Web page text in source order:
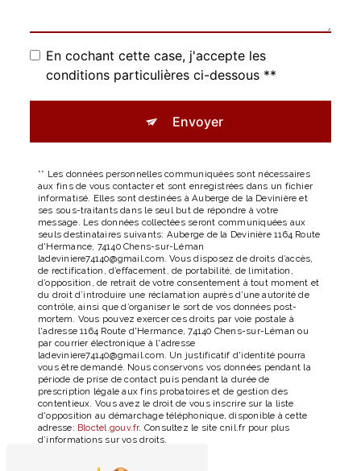
En cochant cette case, j'accepte les
conditions particulières ci-dessous **
Envoyer
** Les données personnelles communiquées sont nécessaires
aux fins de vous contacter et sont enregistrées dans un fichier
informatisé. Elles sont destinées à Auberge de la Devinière et
ses sous-traitants dans le seul but de répondre à votre
message. Les données collectées seront communiquées aux
seuls destinataires suivants: Auberge de la Devinière 1164 Route
d'Hermance, 74140 Chens-sur-Léman
ladeviniere74140@gmail.com. Vous disposez de droits d’accès,
de rectification, d’effacement, de portabilité, de limitation,
d’opposition, de retrait de votre consentement à tout moment et
du droit d’introduire une réclamation auprès d’une autorité de
contrôle, ainsi que d’organiser le sort de vos données post-
mortem. Vous pouvez exercer ces droits par voie postale à
l'adresse 1164 Route d'Hermance, 74140 Chens-sur-Léman ou
par courrier électronique à l'adresse
ladeviniere74140@gmail.com. Un justificatif d'identité pourra
vous être demandé. Nous conservons vos données pendant la
période de prise de contact puis pendant la durée de
prescription légale aux fins probatoires et de gestion des
contentieux. Vous avez le droit de vous inscrire sur la liste
d'opposition au démarchage téléphonique, disponible à cette
adresse:
Bloctel.gouv.fr. Consultez le site cnil.fr pour plus
d’informations sur vos droits.